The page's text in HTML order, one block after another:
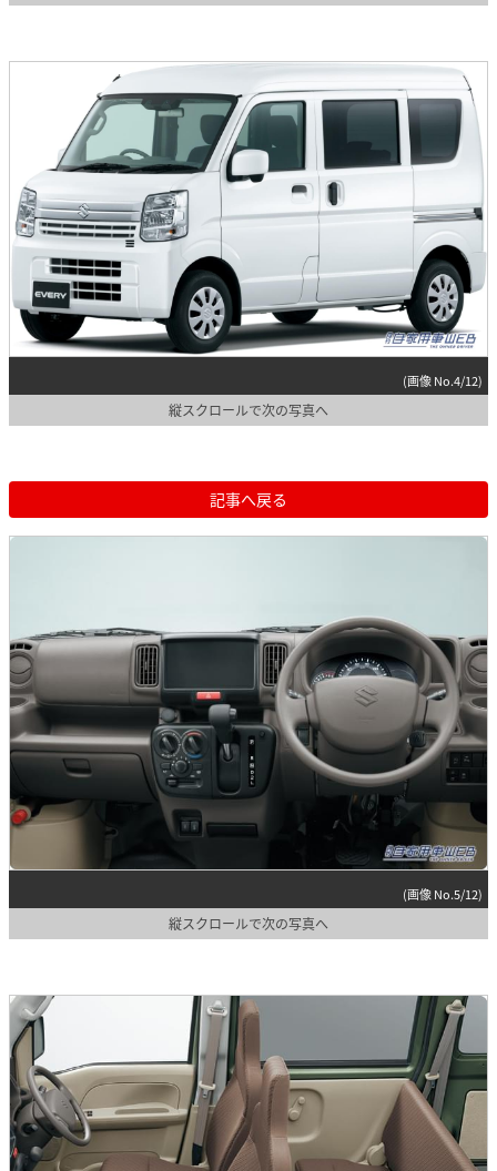
(画像 No.4/12)
縦スクロールで次の写真へ
記事へ戻る
(画像 No.5/12)
縦スクロールで次の写真へ